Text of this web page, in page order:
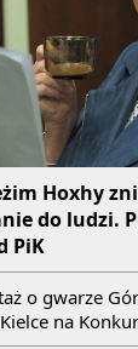
Hoxhy
do ludzi.
PiK
o gwarze
na